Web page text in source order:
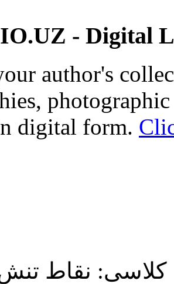
- Digital
author's
digital form.
کلاسی: نقاط